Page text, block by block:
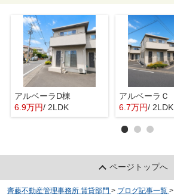
アルベーラD棟
6.9万円/ 2LDK
アルベーラＣ
6.7万円/ 2LDK
ページトップへ
齊藤不動産管理事務所 賃貸部門 > ブログ記事一覧 >